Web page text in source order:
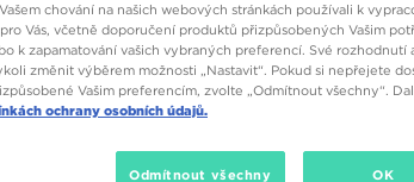
edice, modely vytvořené ve spolupráci s
třemi pruhy není třeba nikomu představovat.
chování na našich webových stránkách používali k
Vás, včetně doporučení produktů přizpůsobených Vašim
k zapamatování vašich vybraných preferencí. Své rozhodnutí
změnit výběrem možnosti „Nastavit“. Pokud si nepřejete
Vašim preferencím, zvolte „Odmítnout všechny“.
ochrany osobních údajů.
Odmítnout všechny OK